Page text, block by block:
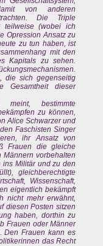
von anderen
Die Triple
teilweise (wobei ich
Opression Ansatz zu
zu tun haben, ist
mit den
Kapitals zu sehen.
die sich gegenseitig
Gesamtheit dieser
bestimmte
zu können,
Alice Schwarzer und
Faschisten Singer
ihr Ansatz von
Frauen die gleiche
vorbehalten
ins Militär und zu den
gleichberechtigte
Wissenschaft,
eigentlich bekämpft
nicht mehr erwähnt,
diesen Posten sitzen
haben, dorthin zu
Frauen oder Männer
Den Frauen kann es
das Recht